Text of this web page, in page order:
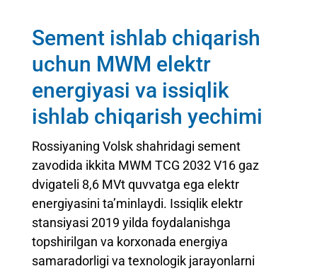
Sement ishlab chiqarish
uchun MWM elektr
energiyasi va issiqlik
ishlab chiqarish yechimi
Rossiyaning Volsk shahridagi sement
zavodida ikkita MWM TCG 2032 V16 gaz
dvigateli 8,6 MVt quvvatga ega elektr
energiyasini ta’minlaydi. Issiqlik elektr
stansiyasi 2019 yilda foydalanishga
topshirilgan va korxonada energiya
samaradorligi va texnologik jarayonlarni